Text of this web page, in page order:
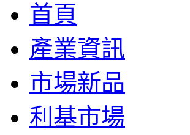
首頁
產業資訊
市場新品
利基市場